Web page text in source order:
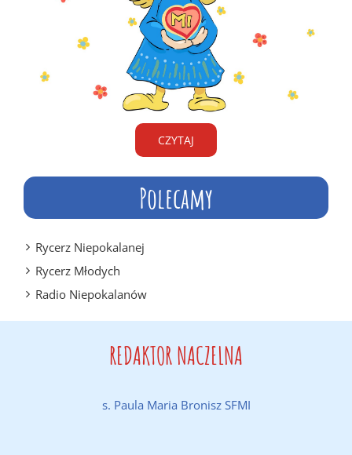
CZYTAJ
Polecamy
Rycerz Niepokalanej
Rycerz Młodych
Radio Niepokalanów
REDAKTOR NACZELNA
s. Paula Maria Bronisz SFMI